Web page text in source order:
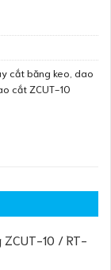
cắt băng keo dao
cắt ZCUT-10
10 / RT-